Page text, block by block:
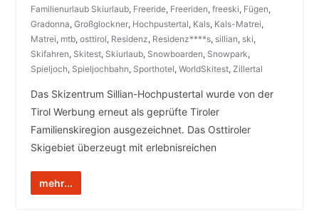
Familienurlaub Skiurlaub, Freeride, Freeriden, freeski, Fügen,
Gradonna, Großglockner, Hochpustertal, Kals, Kals-Matrei,
Matrei, mtb, osttirol, Residenz, Residenz****s, sillian, ski,
Skifahren, Skitest, Skiurlaub, Snowboarden, Snowpark,
Spieljoch, Spieljochbahn, Sporthotel, WorldSkitest, Zillertal
Das Skizentrum Sillian-Hochpustertal wurde von der
Tirol Werbung erneut als geprüfte Tiroler
Familienskiregion ausgezeichnet. Das Osttiroler
Skigebiet überzeugt mit erlebnisreichen
mehr...